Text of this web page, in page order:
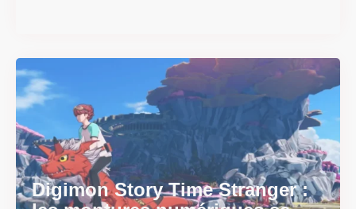
Digimon Story Time Stranger :